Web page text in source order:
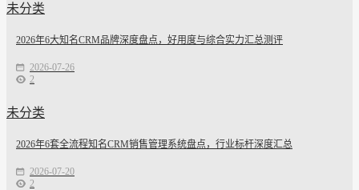
未分类
2026年6大知名CRM品牌深度盘点，好用度与综合实力汇总测评
2026-07-26
2
未分类
2026年6套全流程知名CRM销售管理系统盘点，行业标杆深度汇总
2026-07-20
2